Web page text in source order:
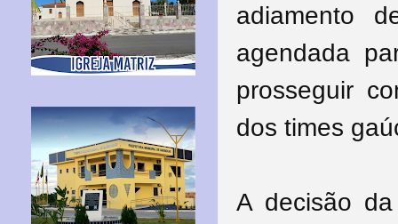
adiamento
agendada
prosseguir
dos times
A decisão